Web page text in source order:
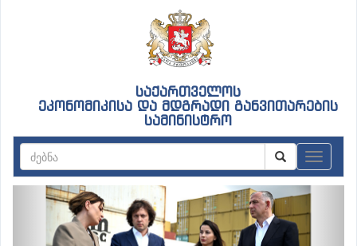
საქართველოს
ეკონომიკისა და მდგრადი განვითარების
სამინისტრო
Previous